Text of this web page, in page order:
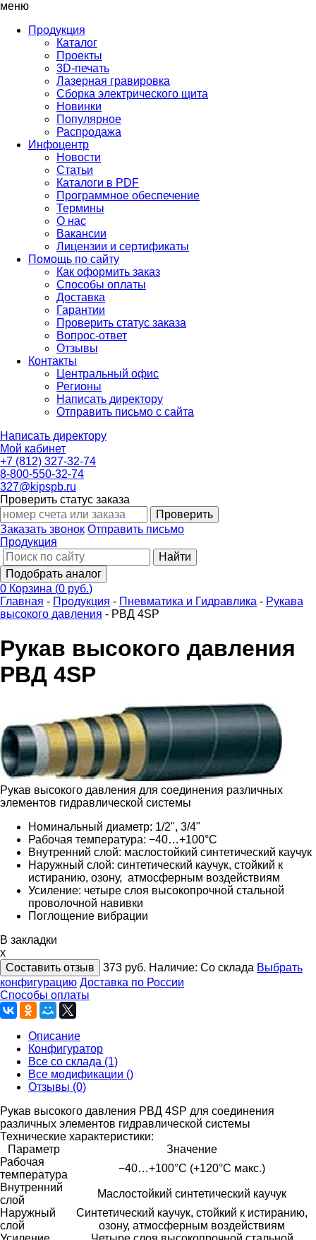
меню
Продукция
Каталог
Проекты
3D-печать
Лазерная гравировка
Сборка электрического щита
Новинки
Популярное
Распродажа
Инфоцентр
Новости
Статьи
Каталоги в PDF
Программное обеспечение
Термины
О нас
Вакансии
Лицензии и сертификаты
Помощь по сайту
Как оформить заказ
Способы оплаты
Доставка
Гарантии
Проверить статус заказа
Вопрос-ответ
Отзывы
Контакты
Центральный офис
Регионы
Написать директору
Отправить письмо с сайта
Написать директору
Мой кабинет
+7 (812) 327-32-74
8-800-550-32-74
327@kipspb.ru
Проверить статус заказа
Проверить
Заказать звонок Отправить письмо
Продукция
Найти
Подобрать аналог
0 Корзина (0 руб.)
Главная - Продукция - Пневматика и Гидравлика - Рукава
высокого давления - РВД 4SP
Рукав высокого давления
РВД 4SP
Рукав высокого давления для соединения различных
элементов гидравлической системы
Номинальный диаметр: 1/2", 3/4"
Рабочая температура: −40…+100°C
Внутренний слой: маслостойкий синтетический каучук
Наружный слой: синтетический каучук, стойкий к
истиранию, озону, атмосферным воздействиям
Усиление: четыре слоя высокопрочной стальной
проволочной навивки
Поглощение вибрации
В закладки
x
Составить отзыв
373 руб. Наличие: Со склада Выбрать
конфигурацию Доставка по России
Способы оплаты
Описание
Конфигуратор
Все со склада (1)
Все модификации ()
Отзывы (0)
Рукав высокого давления РВД 4SP для соединения
различных элементов гидравлической системы
Технические характеристики:
Параметр
Значение
Рабочая
температура
−40…+100°C (+120°С макс.)
Внутренний
слой
Маслостойкий синтетический каучук
Наружный
слой
Синтетический каучук, стойкий к истиранию,
озону, атмосферным воздействиям